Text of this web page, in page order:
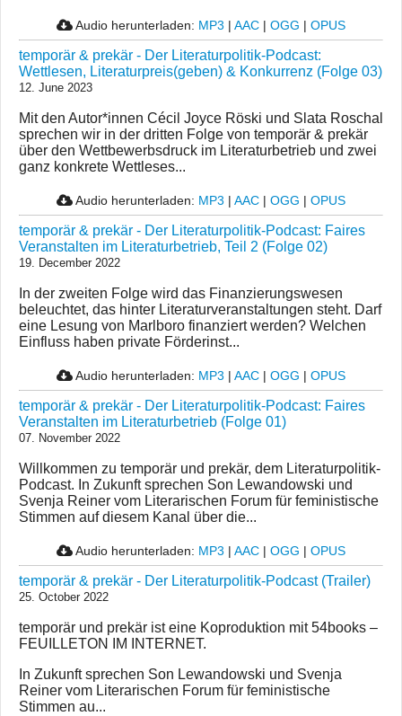
Audio herunterladen: MP3 | AAC | OGG | OPUS
temporär & prekär - Der Literaturpolitik-Podcast:
Wettlesen, Literaturpreis(geben) & Konkurrenz (Folge 03)
12. June 2023
Mit den Autor*innen Cécil Joyce Röski und Slata Roschal
sprechen wir in der dritten Folge von temporär & prekär
über den Wettbewerbsdruck im Literaturbetrieb und zwei
ganz konkrete Wettleses...
Audio herunterladen: MP3 | AAC | OGG | OPUS
temporär & prekär - Der Literaturpolitik-Podcast: Faires
Veranstalten im Literaturbetrieb, Teil 2 (Folge 02)
19. December 2022
In der zweiten Folge wird das Finanzierungswesen
beleuchtet, das hinter Literaturveranstaltungen steht. Darf
eine Lesung von Marlboro finanziert werden? Welchen
Einfluss haben private Förderinst...
Audio herunterladen: MP3 | AAC | OGG | OPUS
temporär & prekär - Der Literaturpolitik-Podcast: Faires
Veranstalten im Literaturbetrieb (Folge 01)
07. November 2022
Willkommen zu temporär und prekär, dem Literaturpolitik-
Podcast. In Zukunft sprechen Son Lewandowski und
Svenja Reiner vom Literarischen Forum für feministische
Stimmen auf diesem Kanal über die...
Audio herunterladen: MP3 | AAC | OGG | OPUS
temporär & prekär - Der Literaturpolitik-Podcast (Trailer)
25. October 2022
temporär und prekär ist eine Koproduktion mit 54books –
FEUILLETON IM INTERNET.
In Zukunft sprechen Son Lewandowski und Svenja
Reiner vom Literarischen Forum für feministische
Stimmen au...